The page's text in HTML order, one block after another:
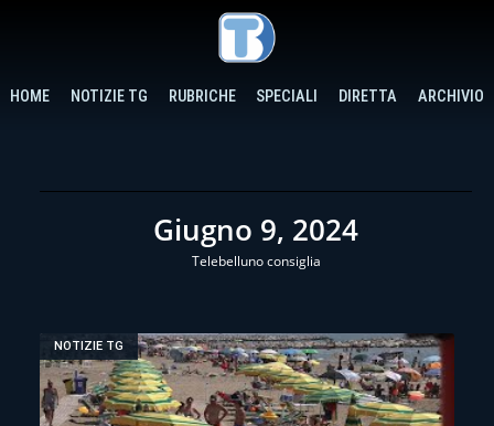
HOME NOTIZIE TG RUBRICHE SPECIALI DIRETTA ARCHIVIO
Giugno 9, 2024
Telebelluno consiglia
NOTIZIE TG